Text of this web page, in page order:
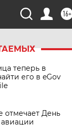
16+
теперь в
его в eGov
отмечает День